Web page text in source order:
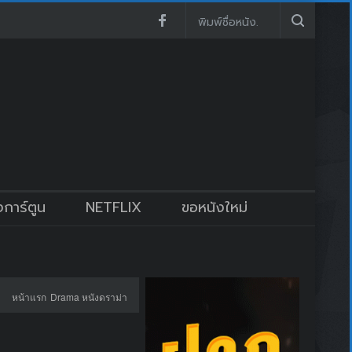
าร์ตูน NETFLIX ขอหนังใหม่
หน้าแรก Drama หนังดราม่า